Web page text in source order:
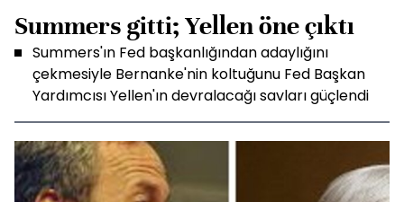
Summers gitti; Yellen öne çıktı
Summers'ın Fed başkanlığından adaylığını
çekmesiyle Bernanke'nin koltuğunu Fed Başkan
Yardımcısı Yellen'ın devralacağı savları güçlendi